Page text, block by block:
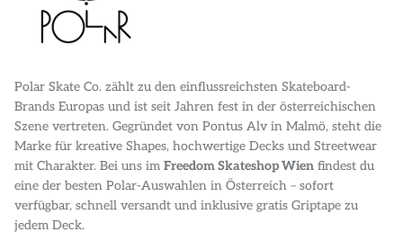
Polar Skate Co. zählt zu den einflussreichsten Skateboard-
Brands Europas und ist seit Jahren fest in der österreichischen
Szene vertreten. Gegründet von Pontus Alv in Malmö, steht die
Marke für kreative Shapes, hochwertige Decks und Streetwear
mit Charakter. Bei uns im Freedom Skateshop Wien findest du
eine der besten Polar-Auswahlen in Österreich – sofort
verfügbar, schnell versandt und inklusive gratis Griptape zu
jedem Deck.